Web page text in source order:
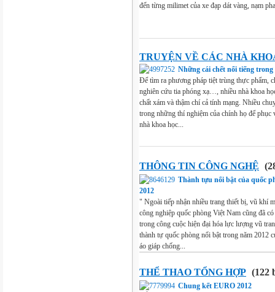
đến từng milimet của xe đạp dát vàng, nạm
TRUYỆN VỀ CÁC NHÀ
Những cái chết nổi tiếng trong
Để tìm ra phương pháp tiệt trùng thực phẩm,
nghiên cứu tia phóng xạ…, nhiều nhà khoa
chất xám và thậm chí cả tính mạng. Nhiều
trong những thí nghiệm của chính họ để
nhà khoa học...
THÔNG TIN CÔNG NGHỆ
Thành tựu nổi bật của quốc
2012
" Ngoài tiếp nhận nhiều trang thiết bị, vũ khí
công nghiệp quốc phòng Việt Nam cũng đã
trong công cuộc hiện đại hóa lực lượng vũ
thành tự quốc phòng nổi bật trong năm 2012
áo giáp chống...
THỂ THAO TỔNG HỢP (122
Chung kết EURO 2012